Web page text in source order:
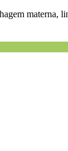
materna,